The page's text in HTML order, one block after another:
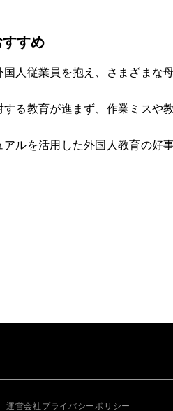
すめ
国人従業員を抱え、さまざまな
する教育が進まず、作業ミスや
アルを活用した外国人教育の好
運営会社 プライバシーポリシー